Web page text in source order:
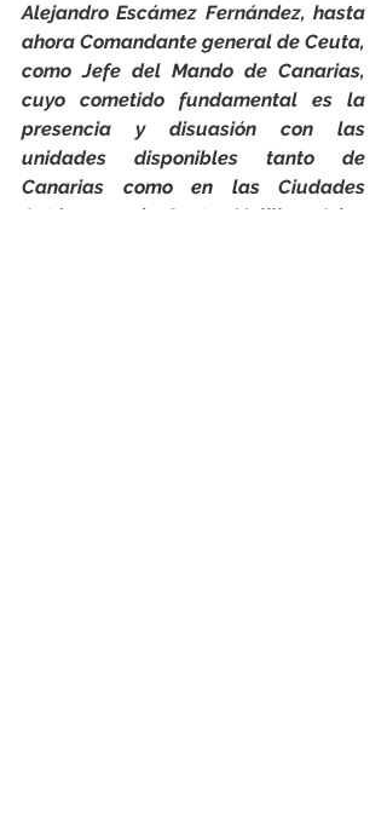
Alejandro Escámez Fernández, hasta
ahora Comandante general de Ceuta,
como Jefe del Mando de Canarias,
cuyo cometido fundamental es la
presencia y disuasión con las
unidades disponibles tanto de
Canarias como en las Ciudades
Autónomas de Ceuta, Melilla e Islas